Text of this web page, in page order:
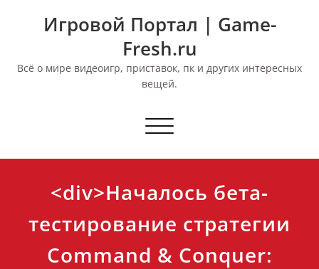
Игровой Портал | Game-
Fresh.ru
Всё о мире видеоигр, приставок, пк и других интересных
вещей.
Переключить
<div>Началось бета-
тестирование стратегии
Command & Conquer: